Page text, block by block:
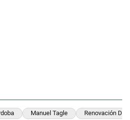
Manuel Tagle Renovación De